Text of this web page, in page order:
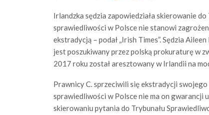
Irlandzka sędzia zapowiedziała skierowanie
sprawiedliwości w Polsce nie stanowi
ekstradycją – podał „Irish Times”. Sędzia
jest poszukiwany przez polską prokuraturę w
2017 roku został aresztowany w Irlandii na
Prawnicy C. sprzeciwili się ekstradycji
sprawiedliwości w Polsce nie ma on gwarancji
skierowaniu pytania do Trybunału